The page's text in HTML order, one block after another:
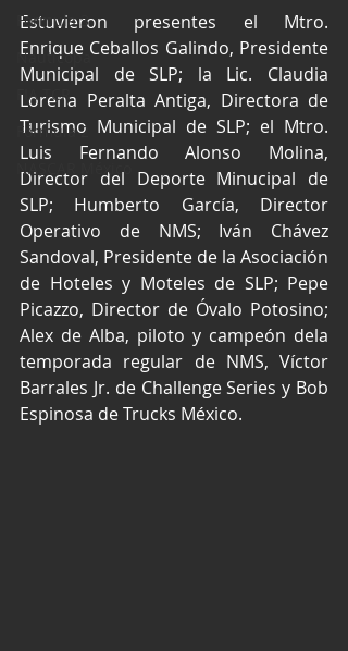
Fórmula 3
Nauticopa
FIA TCR
Fórmula 2
NASCAR México
Estuvieron presentes el Mtro.
Enrique Ceballos Galindo, Presidente
Municipal de SLP; la Lic. Claudia
Lorena Peralta Antiga, Directora de
Turismo Municipal de SLP; el Mtro.
Luis Fernando Alonso Molina,
Director del Deporte Minucipal de
SLP; Humberto García, Director
Operativo de NMS; Iván Chávez
Sandoval, Presidente de la Asociación
de Hoteles y Moteles de SLP; Pepe
Picazzo, Director de Óvalo Potosino;
Alex de Alba, piloto y campeón dela
temporada regular de NMS, Víctor
Barrales Jr. de Challenge Series y Bob
Espinosa de Trucks México.